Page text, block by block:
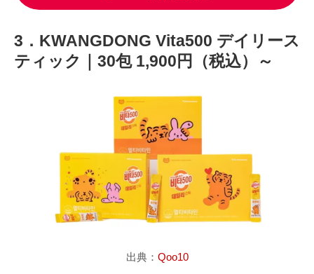
3．KWANGDONG Vita500 デイリース
ティック｜30包 1,900円（税込）～
出典： Qoo10